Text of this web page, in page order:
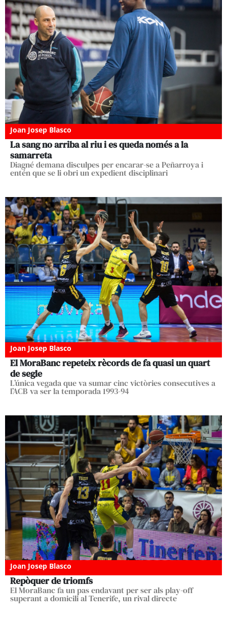
Joan Josep Blasco
La sang no arriba al riu i es queda només a la
samarreta
Diagné demana disculpes per encarar-se a Peñarroya i
entén que se li obri un expedient disciplinari
Joan Josep Blasco
El MoraBanc repeteix rècords de fa quasi un quart
de segle
L’única vegada que va sumar cinc victòries consecutives a
l’ACB va ser la temporada 1993-94
Joan Josep Blasco
Repòquer de triomfs
El MoraBanc fa un pas endavant per ser als play-off
superant a domicili al Tenerife, un rival directe